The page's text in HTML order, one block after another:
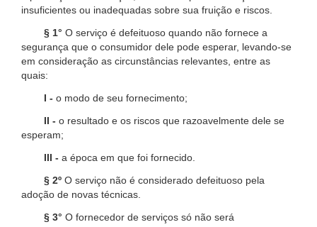
insuficientes ou inadequadas sobre sua fruição e riscos.
§ 1° O serviço é defeituoso quando não fornece a
segurança que o consumidor dele pode esperar, levando-se
em consideração as circunstâncias relevantes, entre as
quais:
I - o modo de seu fornecimento;
II - o resultado e os riscos que razoavelmente dele se
esperam;
III - a época em que foi fornecido.
§ 2º O serviço não é considerado defeituoso pela
adoção de novas técnicas.
§ 3° O fornecedor de serviços só não será